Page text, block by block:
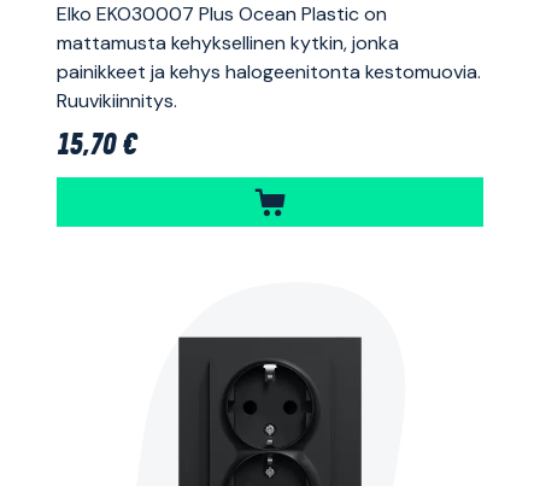
Elko EKO30007 Plus Ocean Plastic on
mattamusta kehyksellinen kytkin, jonka
painikkeet ja kehys halogeenitonta kestomuovia.
Ruuvikiinnitys.
15,70 €